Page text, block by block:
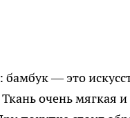
— это
очень мягкая